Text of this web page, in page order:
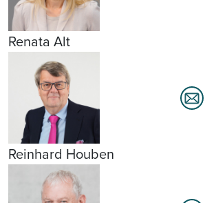
Renata Alt
Reinhard Houben